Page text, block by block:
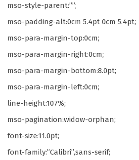
mso-style-parent:””;
mso-padding-alt:0cm 5.4pt 0cm 5.4pt;
mso-para-margin-top:0cm;
mso-para-margin-right:0cm;
mso-para-margin-bottom:8.0pt;
mso-para-margin-left:0cm;
line-height:107%;
mso-pagination:widow-orphan;
font-size:11.0pt;
font-family:”Calibri”,sans-serif;